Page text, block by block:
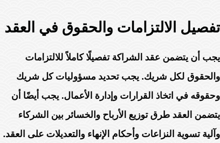
تفصيل الالتزامات والحقوق في العقد
يجب أن يتضمن عقد الشراكة تفصيلًا كاملاً للالتزامات
والحقوق لكل شريك. يجب تحديد مسؤوليات كل شريك
وحقوقه في اتخاذ القرارات وإدارة الأعمال. يجب أيضًا أن
يتضمن العقد طرق توزيع الأرباح والخسائر بين الشركاء
وآلية تسوية النزاعات وأحكام الإنهاء والتعديلات على العقد.